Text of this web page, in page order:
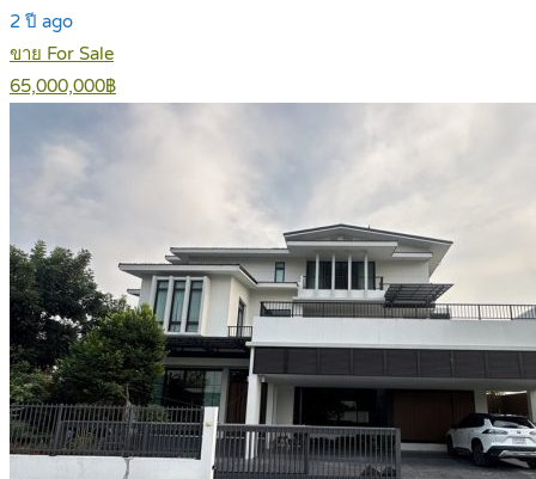
2 ปี ago
ขาย For Sale
65,000,000฿